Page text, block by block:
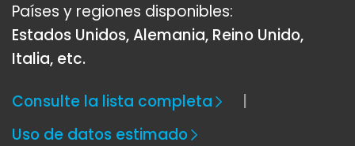
Países y regiones disponibles:
Estados Unidos, Alemania, Reino Unido,
Italia, etc.
Consulte la lista completa
Uso de datos estimado